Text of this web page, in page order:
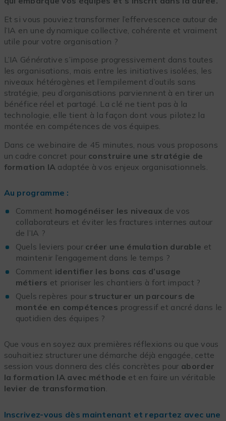
Et si vous pouviez transformer l’effervescence autour de
l’IA en une dynamique collective, cohérente et vraiment
utile pour votre organisation ?
L’IA Générative s’impose progressivement dans toutes
les organisations, mais entre les initiatives isolées, les
niveaux hétérogènes et l’empilement d’outils sans
stratégie, peu d’organisations parviennent à en tirer un
bénéfice réel et partagé. La clé ne tient pas à la
technologie, elle tient à la façon dont vous pilotez la
montée en compétences de vos équipes.
Dans ce webinaire de 45 minutes, nous vous proposons
un cadre concret pour construire une stratégie de
formation IA adaptée à vos enjeux organisationnels.
Au programme :
Comment homogénéiser les niveaux de vos
collaborateurs et éviter les fractures internes autour
de l’IA ?
Quels leviers pour créer une émulation durable et
maintenir l’engagement dans le temps ?
Comment identifier les bons cas d’usage
métiers et prioriser les chantiers à fort impact ?
Quels repères pour structurer un parcours de
montée en compétences progressif et ancré dans le
quotidien des équipes ?
Que vous en soyez aux premières réflexions ou que vous
souhaitiez structurer une démarche déjà engagée, cette
session vous donnera des clés concrètes pour aborder
la formation IA avec méthode et en faire un véritable
levier de transformation.
Inscrivez-vous dès maintenant et repartez avec une